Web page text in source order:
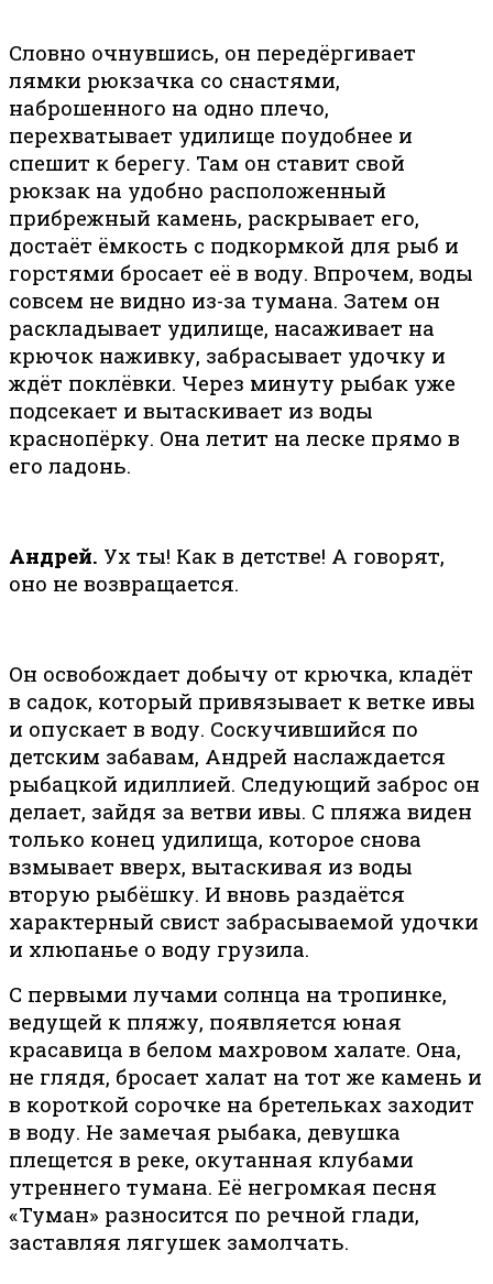
Словно очнувшись, он передёргивает
лямки рюкзачка со снастями,
наброшенного на одно плечо,
перехватывает удилище поудобнее и
спешит к берегу. Там он ставит свой
рюкзак на удобно расположенный
прибрежный камень, раскрывает его,
достаёт ёмкость с подкормкой для рыб и
горстями бросает её в воду. Впрочем, воды
совсем не видно из-за тумана. Затем он
раскладывает удилище, насаживает на
крючок наживку, забрасывает удочку и
ждёт поклёвки. Через минуту рыбак уже
подсекает и вытаскивает из воды
краснопёрку. Она летит на леске прямо в
его ладонь.
Андрей. Ух ты! Как в детстве! А говорят,
оно не возвращается.
Он освобождает добычу от крючка, кладёт
в садок, который привязывает к ветке ивы
и опускает в воду. Соскучившийся по
детским забавам, Андрей наслаждается
рыбацкой идиллией. Следующий заброс он
делает, зайдя за ветви ивы. С пляжа виден
только конец удилища, которое снова
взмывает вверх, вытаскивая из воды
вторую рыбёшку. И вновь раздаётся
характерный свист забрасываемой удочки
и хлюпанье о воду грузила.
С первыми лучами солнца на тропинке,
ведущей к пляжу, появляется юная
красавица в белом махровом халате. Она,
не глядя, бросает халат на тот же камень и
в короткой сорочке на бретельках заходит
в воду. Не замечая рыбака, девушка
плещется в реке, окутанная клубами
утреннего тумана. Её негромкая песня
«Туман» разносится по речной глади,
заставляя лягушек замолчать.